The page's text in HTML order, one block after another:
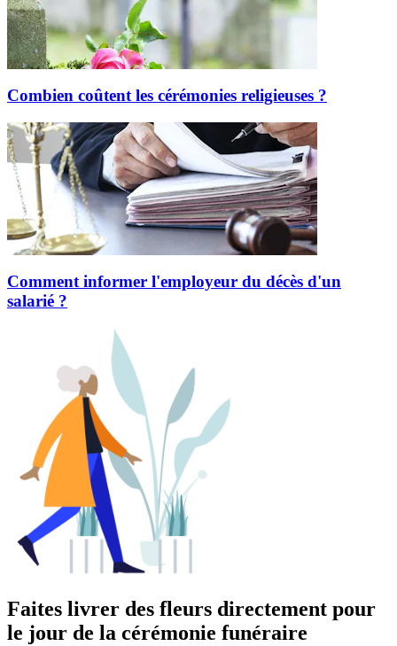
Combien coûtent les cérémonies religieuses ?
Comment informer l'employeur du décès d'un
salarié ?
Faites livrer des fleurs directement pour
le jour de la cérémonie funéraire